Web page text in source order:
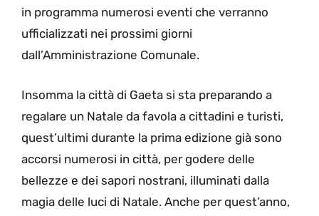
in programma numerosi eventi che verranno
ufficializzati nei prossimi giorni
dall’Amministrazione Comunale.
Insomma la città di Gaeta si sta preparando a
regalare un Natale da favola a cittadini e turisti,
quest’ultimi durante la prima edizione già sono
accorsi numerosi in città, per godere delle
bellezze e dei sapori nostrani, illuminati dalla
magia delle luci di Natale. Anche per quest’anno,